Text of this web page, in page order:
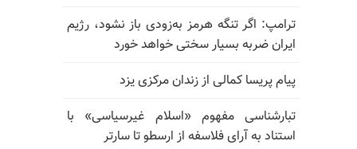
ترامپ: اگر تنگه هرمز به‌زودی باز نشود، رژیم
ایران ضربه بسیار سختی خواهد خورد
پیام پریسا کمالی از زندان مرکزی یزد
تبارشناسی مفهوم «اسلام غیرسیاسی» با
استناد به آرای فلاسفه از ارسطو تا سارتر